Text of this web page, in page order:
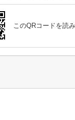
このQRコードを読